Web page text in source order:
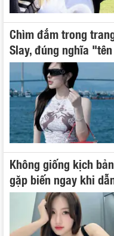
Chìm đắm trong
Slay, đúng nghĩa
Không giống kịch
gặp biến ngay khi